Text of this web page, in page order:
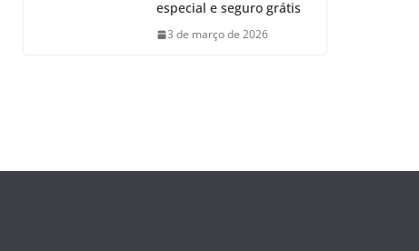
especial e seguro grátis
3 de março de 2026